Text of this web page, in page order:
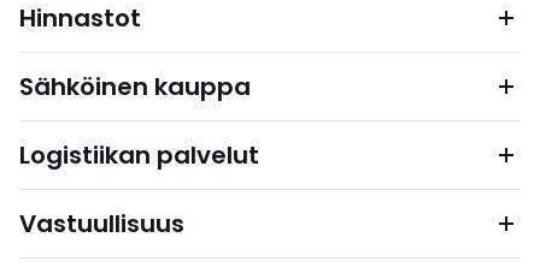
Hinnastot
Sähköinen kauppa
Logistiikan palvelut
Vastuullisuus